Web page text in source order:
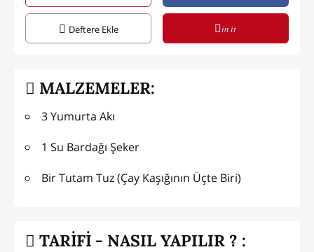
Deftere Ekle in it
MALZEMELER:
3 Yumurta Akı
1 Su Bardağı Şeker
Bir Tutam Tuz (Çay Kaşığının Üçte Biri)
TARİFİ - NASIL YAPILIR ? :